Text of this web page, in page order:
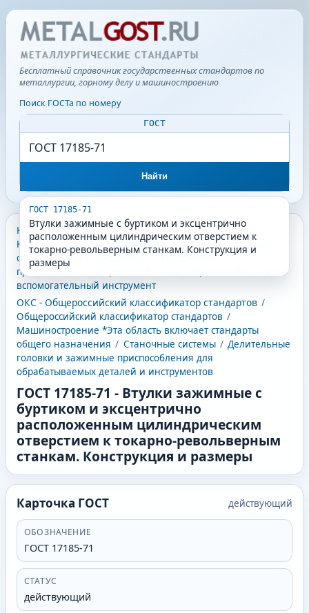
Бесплатный справочник государственных стандартов по
металлургии, горному делу и машиностроению
Поиск ГОСТа по номеру
ГОСТ
Найти
ГОСТ 17185-71
Втулки зажимные с буртиком и эксцентрично
расположенным цилиндрическим отверстием к
токарно-револьверным станкам. Конструкция и
размеры
КГС - Классификатор государственных стандартов
Классификатор государственных стандартов / Машины,
оборудование и инструмент
Инструмент
промышленный и приспособления
вспомогательный инструмент
ОКС - Общероссийский классификатор стандартов /
Общероссийский классификатор стандартов /
Машиностроение *Эта область включает стандарты
общего назначения / Станочные системы / Делительные
головки и зажимные приспособления для
обрабатываемых деталей и инструментов
ГОСТ 17185-71 - Втулки зажимные с
буртиком и эксцентрично
расположенным цилиндрическим
отверстием к токарно-револьверным
станкам. Конструкция и размеры
Карточка ГОСТ действующий
ОБОЗНАЧЕНИЕ
ГОСТ 17185-71
СТАТУС
действующий